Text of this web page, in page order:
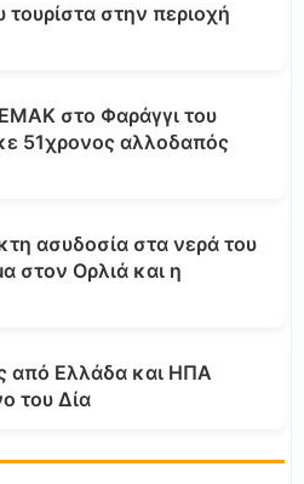
στην περιοχή
στο Φαράγγι του
51χρονος αλλοδαπός
ασυδοσία στα νερά του
στον Ορλιά και η
από Ελλάδα και ΗΠΑ
του Δία